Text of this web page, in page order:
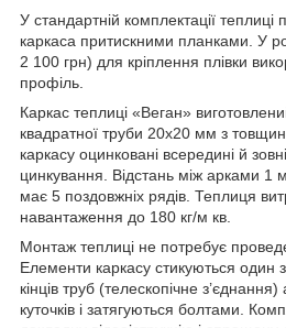
У стандартній комплектації теплиці
каркаса притискними планками. У
2 100 грн) для кріплення плівки
профіль.
Каркас теплиці «Веган»
квадратної труби 20х20 мм з
каркасу оцинковані всередині й
цинкування. Відстань між арками
має 5 поздовжніх рядів. Теплиця
навантаження до 180 кг/м кв.
Монтаж теплиці не потребує
Елементи каркасу стикуються один
кінців труб (телескопічне
куточків і затягуються болтами.